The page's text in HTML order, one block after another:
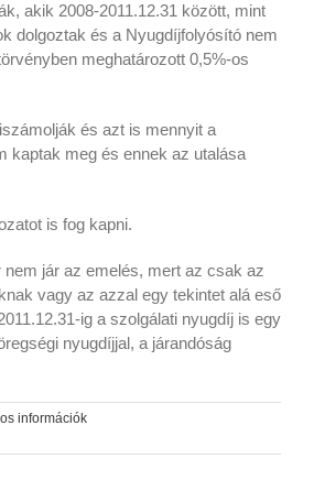
akik 2008-2011.12.31 között, mint
dolgoztak és a Nyugdíjfolyósító nem
meghatározott 0,5%-os
és azt is mennyit a
kaptak meg és ennek az utalása
is fog kapni.
nem jár az emelés, mert az csak az
vagy az azzal egy tekintet alá eső
ig a szolgálati nyugdíj is egy
nyugdíjjal, a járandóság
információk